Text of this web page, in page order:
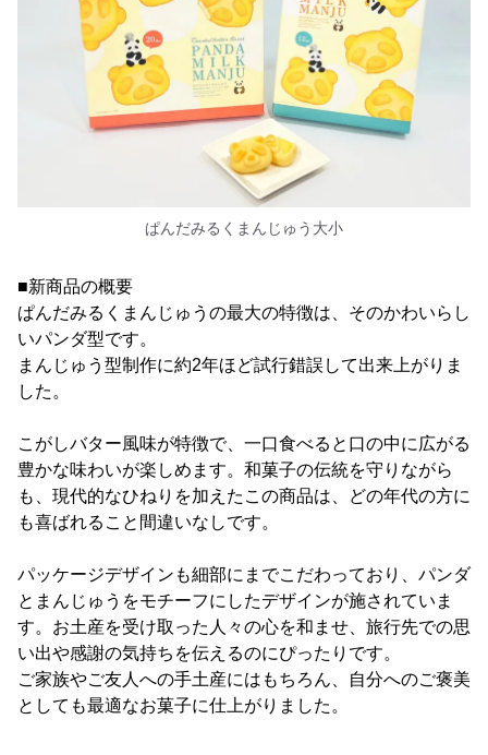
ぱんだみるくまんじゅう大小
■新商品の概要
ぱんだみるくまんじゅうの最大の特徴は、そのかわいらし
いパンダ型です。
まんじゅう型制作に約2年ほど試行錯誤して出来上がりま
した。
こがしバター風味が特徴で、一口食べると口の中に広がる
豊かな味わいが楽しめます。和菓子の伝統を守りながら
も、現代的なひねりを加えたこの商品は、どの年代の方に
も喜ばれること間違いなしです。
パッケージデザインも細部にまでこだわっており、パンダ
とまんじゅうをモチーフにしたデザインが施されていま
す。お土産を受け取った人々の心を和ませ、旅行先での思
い出や感謝の気持ちを伝えるのにぴったりです。
ご家族やご友人への手土産にはもちろん、自分へのご褒美
としても最適なお菓子に仕上がりました。